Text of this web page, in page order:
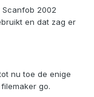
2002
en dat zag er
nu toe de enige
go.